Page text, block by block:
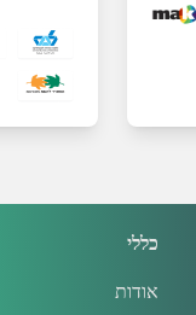
כללי
אודות